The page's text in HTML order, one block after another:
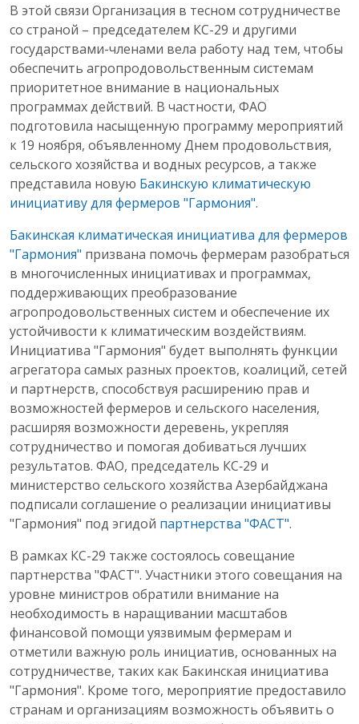
В этой связи Организация в тесном сотрудничестве
со страной – председателем КС-29 и другими
государствами-членами вела работу над тем, чтобы
обеспечить агропродовольственным системам
приоритетное внимание в национальных
программах действий. В частности, ФАО
подготовила насыщенную программу мероприятий
к 19 ноября, объявленному Днем продовольствия,
сельского хозяйства и водных ресурсов, а также
представила новую Бакинскую климатическую
инициативу для фермеров "Гармония".
Бакинская климатическая инициатива для фермеров
"Гармония" призвана помочь фермерам разобраться
в многочисленных инициативах и программах,
поддерживающих преобразование
агропродовольственных систем и обеспечение их
устойчивости к климатическим воздействиям.
Инициатива "Гармония" будет выполнять функции
агрегатора самых разных проектов, коалиций, сетей
и партнерств, способствуя расширению прав и
возможностей фермеров и сельского населения,
расширяя возможности деревень, укрепляя
сотрудничество и помогая добиваться лучших
результатов. ФАО, председатель КС‑29 и
министерство сельского хозяйства Азербайджана
подписали соглашение о реализации инициативы
"Гармония" под эгидой партнерства "ФАСТ".
В рамках КС-29 также состоялось совещание
партнерства "ФАСТ". Участники этого совещания на
уровне министров обратили внимание на
необходимость в наращивании масштабов
финансовой помощи уязвимым фермерам и
отметили важную роль инициатив, основанных на
сотрудничестве, таких как Бакинская инициатива
"Гармония". Кроме того, мероприятие предоставило
странам и организациям возможность объявить о